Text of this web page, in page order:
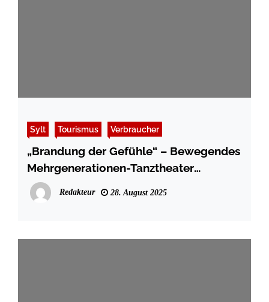
Sylt Tourismus Verbraucher
„Brandung der Gefühle“ – Bewegendes
Mehrgenerationen-Tanztheater
begeistert Publikum im Alten Kursaal
auf Sylt
Redakteur 28. August 2025